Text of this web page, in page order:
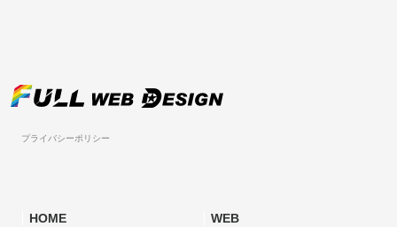
プライバシーポリシー
HOME WEB